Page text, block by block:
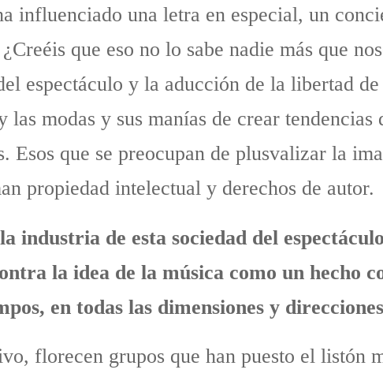
influenciado una letra en especial, un
que eso no lo sabe nadie más que
espectáculo y la aducción de la libertad
las modas y sus manías de crear
Esos que se preocupan de plusvalizar la
propiedad intelectual y derechos de autor.
la industria de esta sociedad del
la idea de la música como un hecho
en todas las dimensiones y
florecen grupos que han puesto el listón